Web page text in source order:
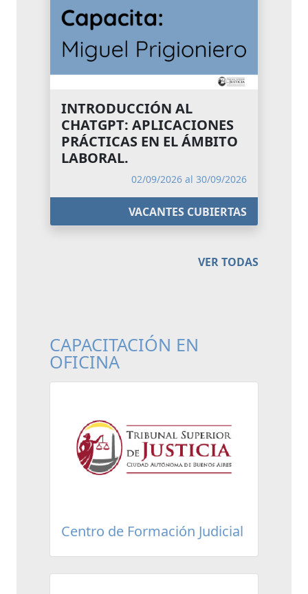
INTRODUCCIÓN AL
CHATGPT: APLICACIONES
PRÁCTICAS EN EL ÁMBITO
LABORAL.
02/09/2026 al 30/09/2026
VACANTES CUBIERTAS
VER TODAS
CAPACITACIÓN EN
OFICINA
Centro de Formación Judicial